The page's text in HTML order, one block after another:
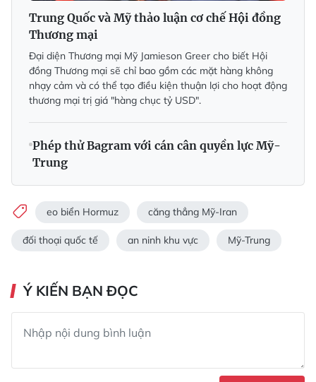
Trung Quốc và Mỹ thảo luận cơ chế Hội đồng
Thương mại
Đại diện Thương mại Mỹ Jamieson Greer cho biết Hội
đồng Thương mại sẽ chỉ bao gồm các mặt hàng không
nhạy cảm và có thể tạo điều kiện thuận lợi cho hoạt động
thương mại trị giá "hàng chục tỷ USD".
Phép thử Bagram với cán cân quyền lực Mỹ-
Trung
eo biển Hormuz căng thẳng Mỹ-Iran
đối thoại quốc tế an ninh khu vực Mỹ-Trung
Ý KIẾN BẠN ĐỌC